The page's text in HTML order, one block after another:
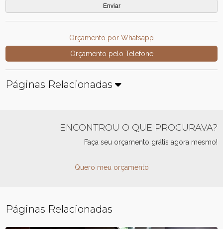
Orçamento por Whatsapp
Orçamento pelo Telefone
Páginas Relacionadas
ENCONTROU O QUE PROCURAVA?
Faça seu orçamento grátis agora mesmo!
Quero meu orçamento
Páginas Relacionadas